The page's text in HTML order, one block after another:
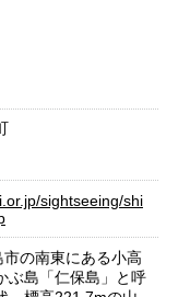
sightseeing/shi
の南東にある小高
ぶ島「仁保島」と呼